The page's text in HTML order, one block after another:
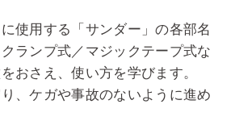
使用する「サンダー」の各部名
ランプ式／マジックテープ式な
おさえ、使い方を学びます。
、ケガや事故のないように進め